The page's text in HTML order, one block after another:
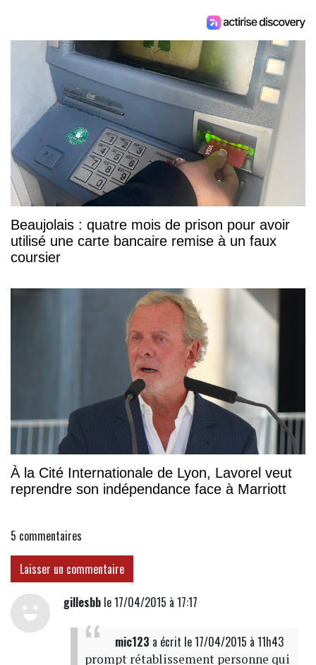
Beaujolais : quatre mois de prison pour avoir
utilisé une carte bancaire remise à un faux
coursier
À la Cité Internationale de Lyon, Lavorel veut
reprendre son indépendance face à Marriott
5 commentaires
Laisser un commentaire
gillesbble 17/04/2015 à 17:17
mic123 a écrit le 17/04/2015 à 11h43
prompt rétablissement personne qui